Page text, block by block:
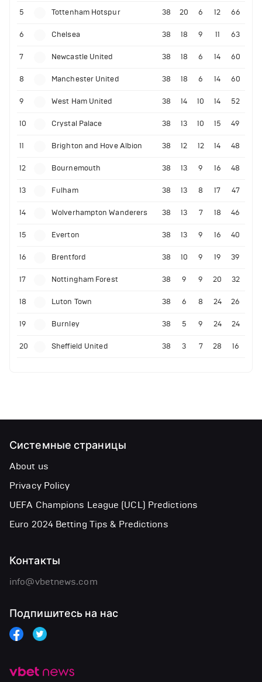
5 Tottenham Hotspur 38 20 6 12 66
6 Chelsea 38 18 9 11 63
7 Newcastle United 38 18 6 14 60
8 Manchester United 38 18 6 14 60
9 West Ham United 38 14 10 14 52
10 Crystal Palace 38 13 10 15 49
11 Brighton and Hove Albion 38 12 12 14 48
12 Bournemouth 38 13 9 16 48
13 Fulham 38 13 8 17 47
14 Wolverhampton Wanderers 38 13 7 18 46
15 Everton 38 13 9 16 40
16 Brentford 38 10 9 19 39
17 Nottingham Forest 38 9 9 20 32
18 Luton Town 38 6 8 24 26
19 Burnley 38 5 9 24 24
20 Sheffield United 38 3 7 28 16
Системные страницы
About us
Privacy Policy
UEFA Champions League (UCL) Predictions
Euro 2024 Betting Tips & Predictions
Контакты
info@vbetnews.com
Подпишитесь на нас